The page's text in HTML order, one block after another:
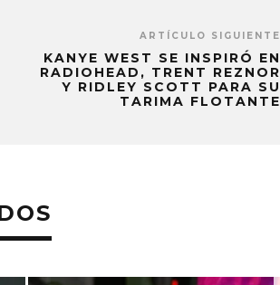
ARTÍCULO SIGUIENTE
KANYE WEST SE INSPIRÓ EN
RADIOHEAD, TRENT REZNOR
Y RIDLEY SCOTT PARA SU
TARIMA FLOTANTE